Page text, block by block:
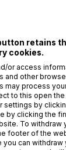
povinností
.
či metodiky,
a ke
evidovat
retains
cookies.
or access
and other
may process
to this open the
settings by
by clicking the
To withdraw
footer of the
you can